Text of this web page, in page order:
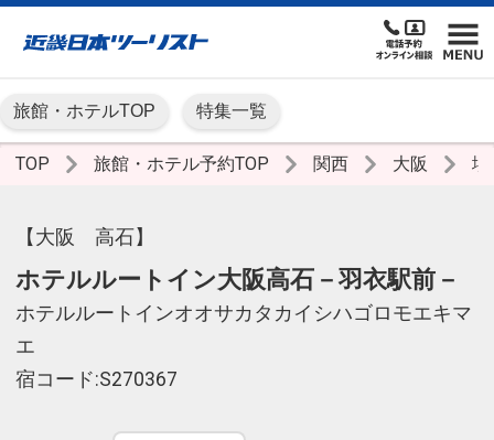
旅館・ホテルTOP 特集一覧
TOP 旅館・ホテル予約TOP 関西 大阪 堺
【大阪 高石】
ホテルルートイン大阪高石－羽衣駅前－
ホテルルートインオオサカタカイシハゴロモエキマ
エ
宿コード:S270367